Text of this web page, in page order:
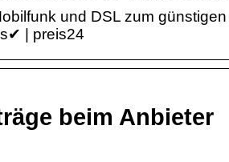
und DSL zum günstigen
| preis24
beim Anbieter